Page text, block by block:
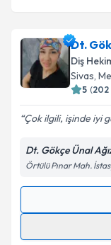
Dt.
Diş
Sivas,
5 (202
Çok ilgili, işinde iyi
Dt. Gökçe Ünal
Örtülü Pınar Mah.
Randevu